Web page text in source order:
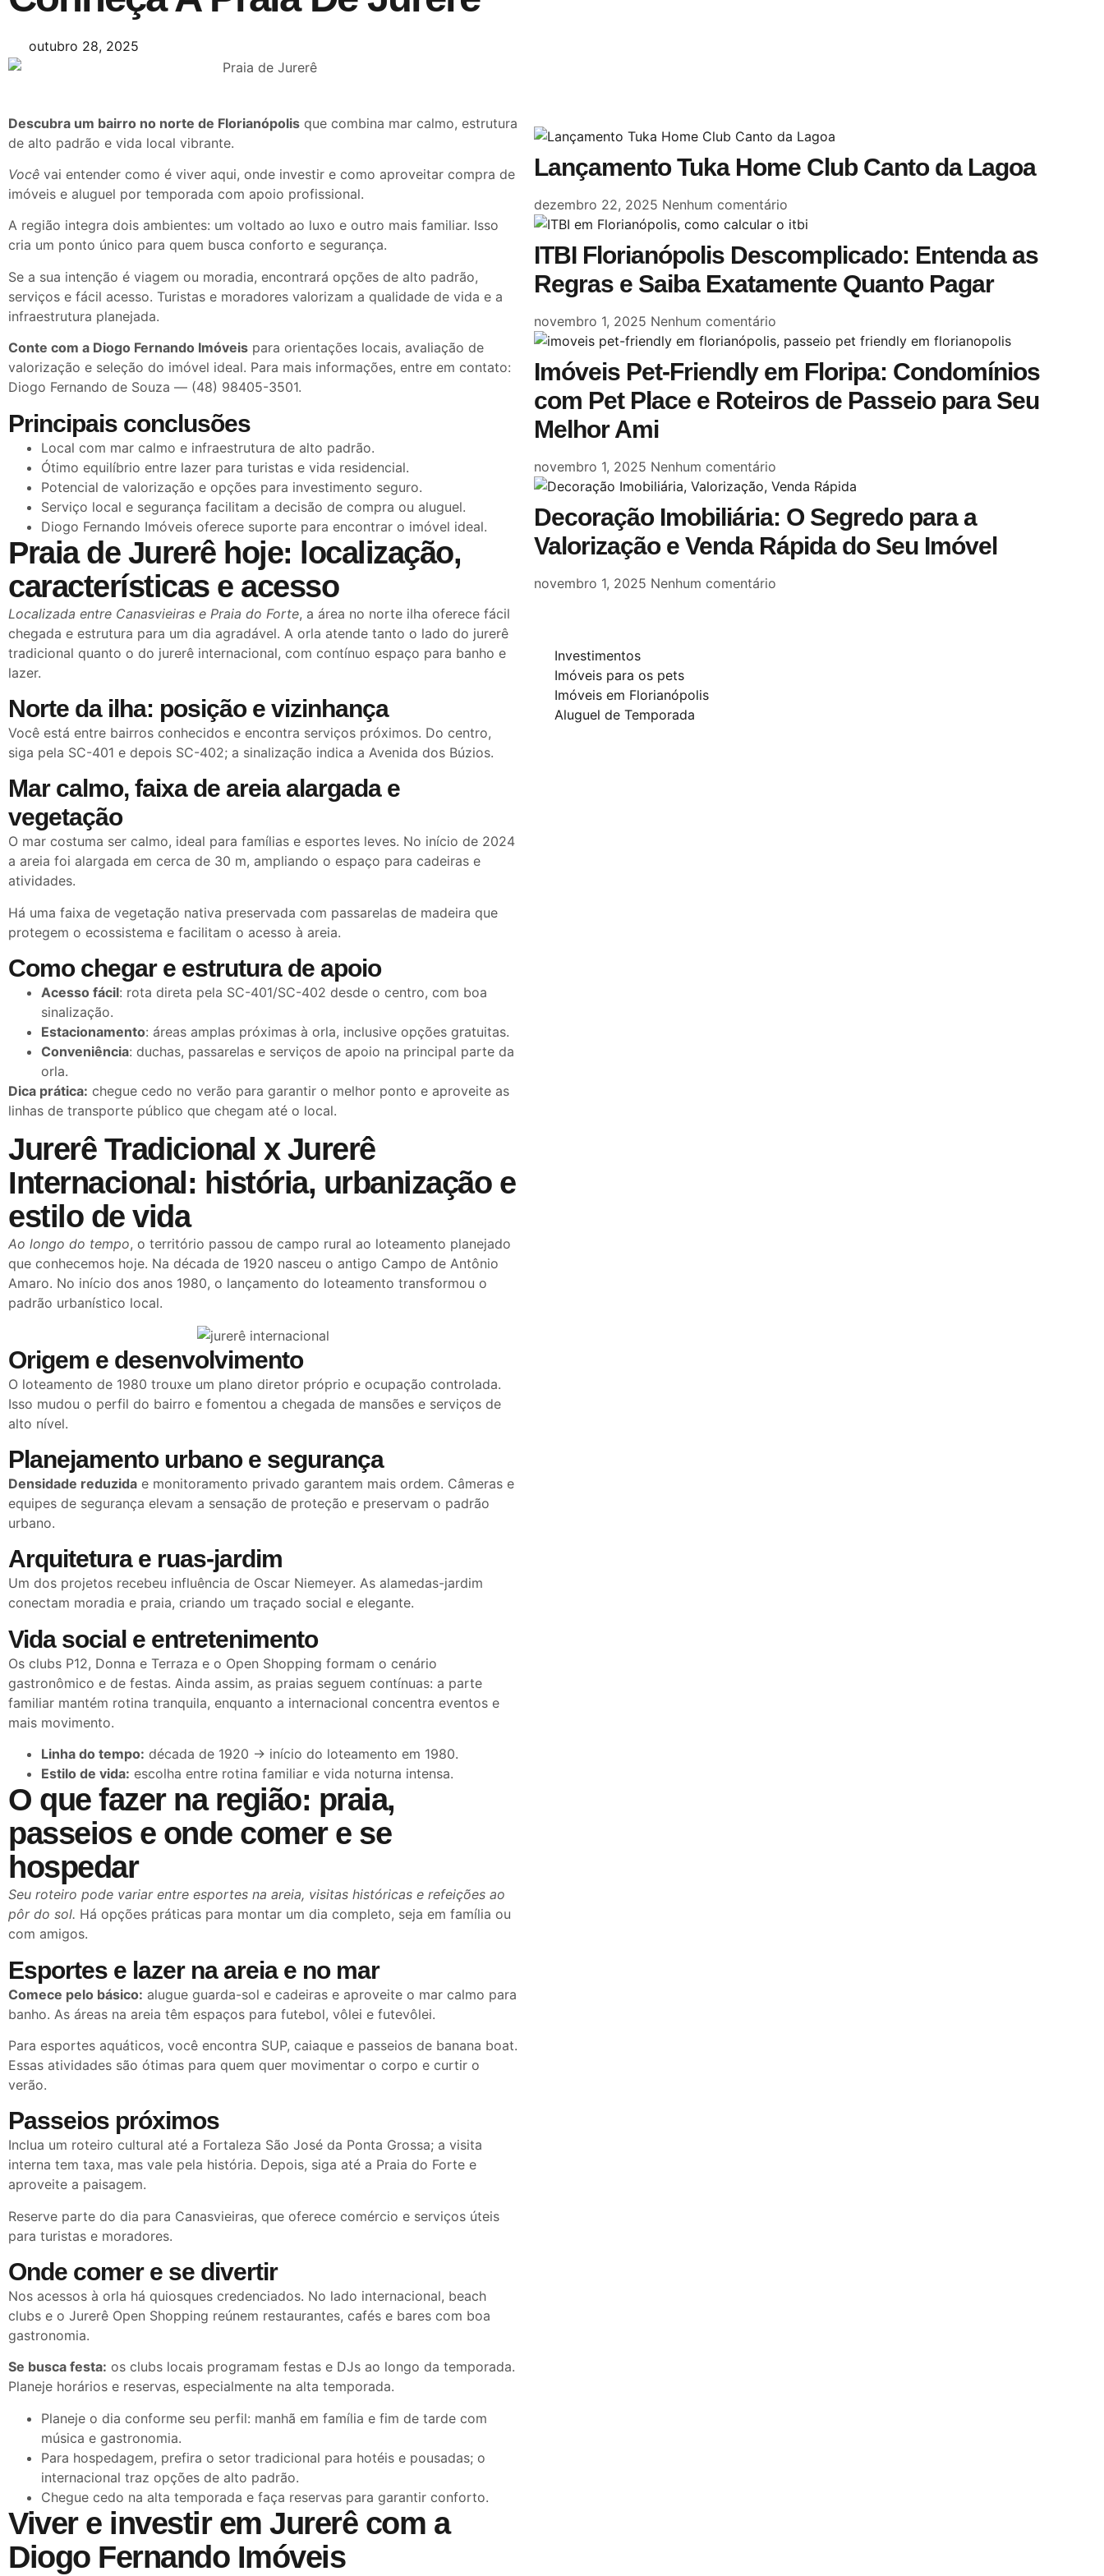
outubro 28, 2025
Descubra um bairro no norte de Florianópolis que combina mar calmo, estrutura
de alto padrão e vida local vibrante.
Você vai entender como é viver aqui, onde investir e como aproveitar compra de
imóveis e aluguel por temporada com apoio profissional.
A região integra dois ambientes: um voltado ao luxo e outro mais familiar. Isso
cria um ponto único para quem busca conforto e segurança.
Se a sua intenção é viagem ou moradia, encontrará opções de alto padrão,
serviços e fácil acesso. Turistas e moradores valorizam a qualidade de vida e a
infraestrutura planejada.
Conte com a Diogo Fernando Imóveis para orientações locais, avaliação de
valorização e seleção do imóvel ideal. Para mais informações, entre em contato:
Diogo Fernando de Souza — (48) 98405-3501.
Principais conclusões
Local com mar calmo e infraestrutura de alto padrão.
Ótimo equilíbrio entre lazer para turistas e vida residencial.
Potencial de valorização e opções para investimento seguro.
Serviço local e segurança facilitam a decisão de compra ou aluguel.
Diogo Fernando Imóveis oferece suporte para encontrar o imóvel ideal.
Praia de Jurerê hoje: localização,
características e acesso
Localizada entre Canasvieiras e Praia do Forte, a área no norte ilha oferece fácil
chegada e estrutura para um dia agradável. A orla atende tanto o lado do jurerê
tradicional quanto o do jurerê internacional, com contínuo espaço para banho e
lazer.
Norte da ilha: posição e vizinhança
Você está entre bairros conhecidos e encontra serviços próximos. Do centro,
siga pela SC-401 e depois SC-402; a sinalização indica a Avenida dos Búzios.
Mar calmo, faixa de areia alargada e
vegetação
O mar costuma ser calmo, ideal para famílias e esportes leves. No início de 2024
a areia foi alargada em cerca de 30 m, ampliando o espaço para cadeiras e
atividades.
Há uma faixa de vegetação nativa preservada com passarelas de madeira que
protegem o ecossistema e facilitam o acesso à areia.
Como chegar e estrutura de apoio
Acesso fácil: rota direta pela SC-401/SC-402 desde o centro, com boa
sinalização.
Estacionamento: áreas amplas próximas à orla, inclusive opções gratuitas.
Conveniência: duchas, passarelas e serviços de apoio na principal parte da
orla.
Dica prática: chegue cedo no verão para garantir o melhor ponto e aproveite as
linhas de transporte público que chegam até o local.
Jurerê Tradicional x Jurerê
Internacional: história, urbanização e
estilo de vida
Ao longo do tempo, o território passou de campo rural ao loteamento planejado
que conhecemos hoje. Na década de 1920 nasceu o antigo Campo de Antônio
Amaro. No início dos anos 1980, o lançamento do loteamento transformou o
padrão urbanístico local.
Origem e desenvolvimento
O loteamento de 1980 trouxe um plano diretor próprio e ocupação controlada.
Isso mudou o perfil do bairro e fomentou a chegada de mansões e serviços de
alto nível.
Planejamento urbano e segurança
Densidade reduzida e monitoramento privado garantem mais ordem. Câmeras e
equipes de segurança elevam a sensação de proteção e preservam o padrão
urbano.
Arquitetura e ruas-jardim
Um dos projetos recebeu influência de Oscar Niemeyer. As alamedas-jardim
conectam moradia e praia, criando um traçado social e elegante.
Vida social e entretenimento
Os clubs P12, Donna e Terraza e o Open Shopping formam o cenário
gastronômico e de festas. Ainda assim, as praias seguem contínuas: a parte
familiar mantém rotina tranquila, enquanto a internacional concentra eventos e
mais movimento.
Linha do tempo: década de 1920 → início do loteamento em 1980.
Estilo de vida: escolha entre rotina familiar e vida noturna intensa.
O que fazer na região: praia,
passeios e onde comer e se
hospedar
Seu roteiro pode variar entre esportes na areia, visitas históricas e refeições ao
pôr do sol. Há opções práticas para montar um dia completo, seja em família ou
com amigos.
Esportes e lazer na areia e no mar
Comece pelo básico: alugue guarda-sol e cadeiras e aproveite o mar calmo para
banho. As áreas na areia têm espaços para futebol, vôlei e futevôlei.
Para esportes aquáticos, você encontra SUP, caiaque e passeios de banana boat.
Essas atividades são ótimas para quem quer movimentar o corpo e curtir o
verão.
Passeios próximos
Inclua um roteiro cultural até a Fortaleza São José da Ponta Grossa; a visita
interna tem taxa, mas vale pela história. Depois, siga até a Praia do Forte e
aproveite a paisagem.
Reserve parte do dia para Canasvieiras, que oferece comércio e serviços úteis
para turistas e moradores.
Onde comer e se divertir
Nos acessos à orla há quiosques credenciados. No lado internacional, beach
clubs e o Jurerê Open Shopping reúnem restaurantes, cafés e bares com boa
gastronomia.
Se busca festa: os clubs locais programam festas e DJs ao longo da temporada.
Planeje horários e reservas, especialmente na alta temporada.
Planeje o dia conforme seu perfil: manhã em família e fim de tarde com
música e gastronomia.
Para hospedagem, prefira o setor tradicional para hotéis e pousadas; o
internacional traz opções de alto padrão.
Chegue cedo na alta temporada e faça reservas para garantir conforto.
Viver e investir em Jurerê com a
Diogo Fernando Imóveis
Lançamento Tuka Home Club Canto da Lagoa
dezembro 22, 2025 Nenhum comentário
ITBI Florianópolis Descomplicado: Entenda as
Regras e Saiba Exatamente Quanto Pagar
novembro 1, 2025 Nenhum comentário
Imóveis Pet-Friendly em Floripa: Condomínios
com Pet Place e Roteiros de Passeio para Seu
Melhor Ami
novembro 1, 2025 Nenhum comentário
Decoração Imobiliária: O Segredo para a
Valorização e Venda Rápida do Seu Imóvel
novembro 1, 2025 Nenhum comentário
Investimentos
Imóveis para os pets
Imóveis em Florianópolis
Aluguel de Temporada